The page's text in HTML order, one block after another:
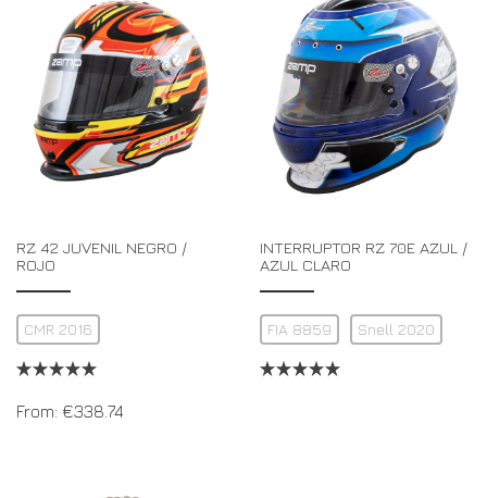
RZ 42 JUVENIL NEGRO /
ROJO
CMR 2016
From: €338.74
INTERRUPTOR RZ 70E AZUL /
AZUL CLARO
FIA 8859 Snell 2020